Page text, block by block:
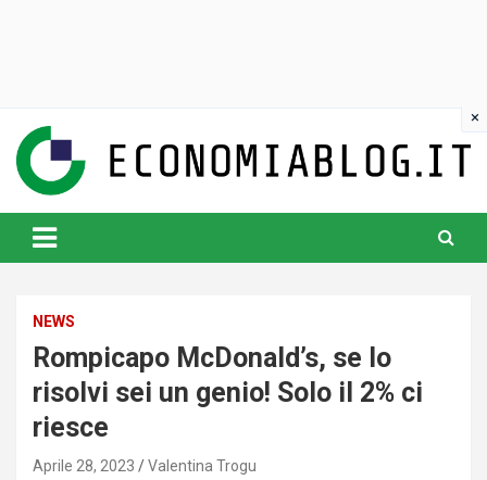
content
www.economiablog.it
NEWS
Rompicapo McDonald’s, se lo
risolvi sei un genio! Solo il 2% ci
riesce
Aprile 28, 2023 Valentina Trogu